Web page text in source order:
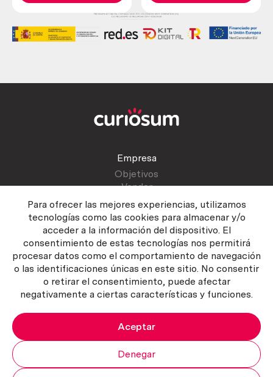
Para ofrecer las mejores experiencias, utilizamos
tecnologías como las cookies para almacenar y/o
acceder a la información del dispositivo. El
consentimiento de estas tecnologías nos permitirá
procesar datos como el comportamiento de navegación
o las identificaciones únicas en este sitio. No consentir
o retirar el consentimiento, puede afectar
negativamente a ciertas características y funciones.
Aceptar
Denegar
Empresa
Objetivos
Vender
Atención al cliente
Contactar
Manual del vendedor
Política del servicio
Política de Cookies
Copyright ©2026 Curiosum S.L. Todos los derechos reservados.